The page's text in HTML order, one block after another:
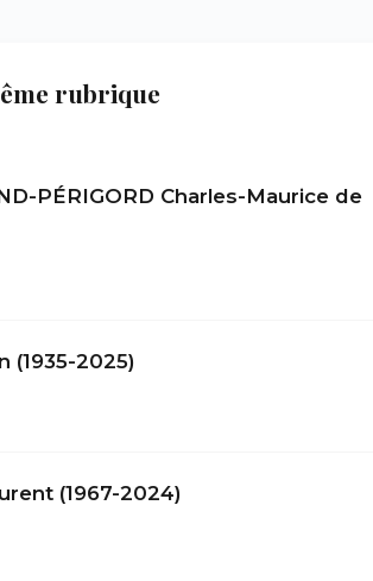
rubrique
PÉRIGORD Charles-Maurice de
(1935-2025)
(1967-2024)